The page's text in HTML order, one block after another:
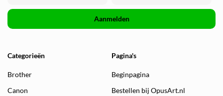
Aanmelden
Categorieën
Brother
Canon
Pagina's
Beginpagina
Bestellen bij OpusArt.nl